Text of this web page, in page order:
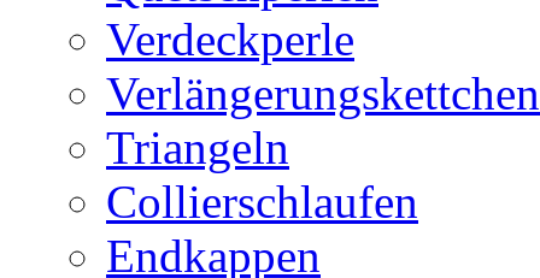
Verdeckperle
Verlängerungskettchen
Triangeln
Collierschlaufen
Endkappen